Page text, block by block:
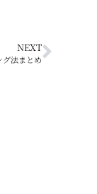
NEXT
法まとめ